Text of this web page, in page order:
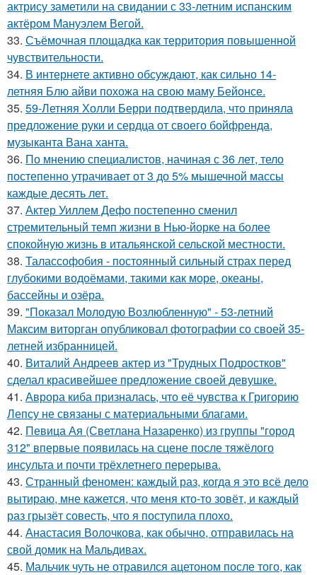
актрису заметили на свидании с 33-летним испанским
актёром Мануэлем Вегой.
33. Съёмочная площадка как территория повышенной
чувствительности.
34. В интернете активно обсуждают, как сильно 14-
летняя Блю айви похожа на свою маму Бейонсе.
35. 59-Летняя Холли Берри подтвердила, что приняла
предложение руки и сердца от своего бойфренда,
музыканта Вана ханта.
36. По мнению специалистов, начиная с 36 лет, тело
постепенно утрачивает от 3 до 5% мышечной массы
каждые десять лет.
37. Актер Уиллем Дефо постепенно сменил
стремительный темп жизни в Нью-йорке на более
спокойную жизнь в итальянской сельской местности.
38. Талассофобия - постоянный сильный страх перед
глубокими водоёмами, такими как море, океаны,
бассейны и озёра.
39. "Показал Молодую Возлюбленную" - 53-летний
Максим виторган опубликовал фотографии со своей 35-
летней избранницей.
40. Виталий Андреев актер из "Трудных Подростков"
сделал красивейшее предложение своей девушке.
41. Аврора киба призналась, что её чувства к Григорию
Лепсу не связаны с материальными благами.
42. Певица Ая (Светлана Назаренко) из группы "город
312" впервые появилась на сцене после тяжёлого
инсульта и почти трёхлетнего перерыва.
43. Странный феномен: каждый раз, когда я это всё дело
вытираю, мне кажется, что меня кто-то зовёт, и каждый
раз грызёт совесть, что я поступила плохо.
44. Анастасия Волочкова, как обычно, отправилась на
свой домик на Мальдивах.
45. Мальчик чуть не отравился ацетоном после того, как